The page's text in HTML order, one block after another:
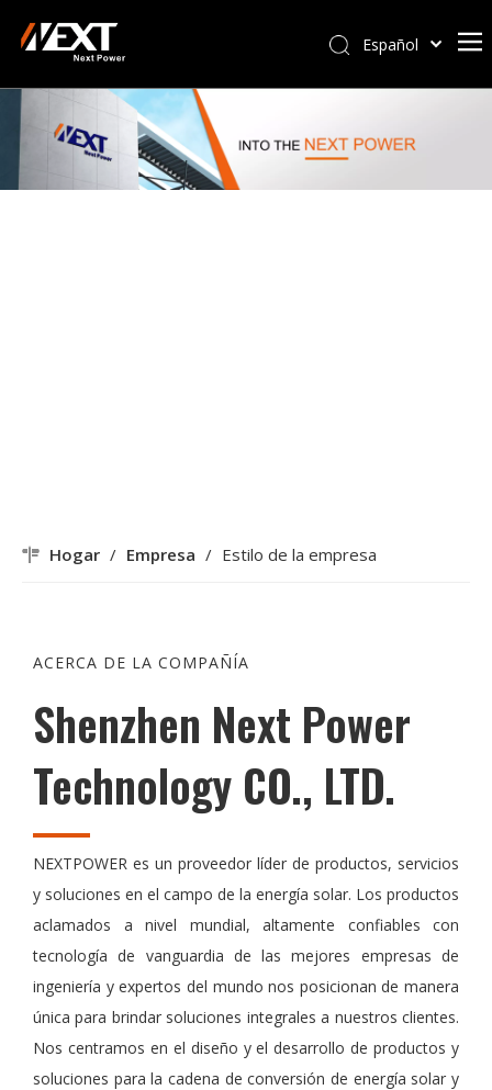
Español
ไทย
Hogar / Empresa / Estilo de la empresa
ACERCA DE LA COMPAÑÍA
Shenzhen Next Power
Technology CO., LTD.
NEXTPOWER es un proveedor líder de productos, servicios
y soluciones en el campo de la energía solar. Los productos
aclamados a nivel mundial, altamente confiables con
tecnología de vanguardia de las mejores empresas de
ingeniería y expertos del mundo nos posicionan de manera
única para brindar soluciones integrales a nuestros clientes.
Nos centramos en el diseño y el desarrollo de productos y
soluciones para la cadena de conversión de energía solar y